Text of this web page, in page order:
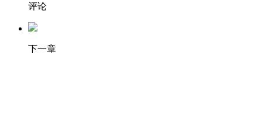
评论
下一章